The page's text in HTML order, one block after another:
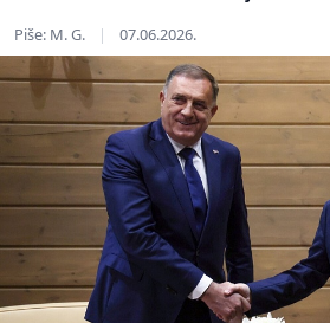
Piše: M. G. | 07.06.2026.